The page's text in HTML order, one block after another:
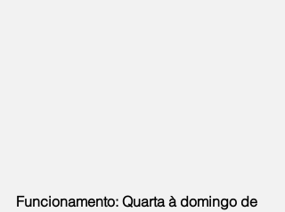
Funcionamento: Quarta à domingo de